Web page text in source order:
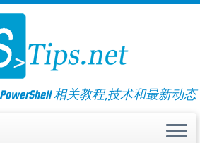
相关教程,技术和最新动态